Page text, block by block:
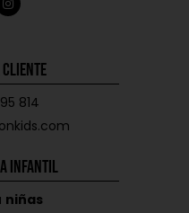
814
Infantil
niñas